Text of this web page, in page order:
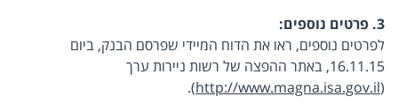
3. פרטים נוספים:
לפרטים נוספים, ראו את הדוח המיידי שפרסם הבנק, ביום
16.11.15, באתר ההפצה של רשות ניירות ערך
(
http://www.magna.isa.gov.il
).